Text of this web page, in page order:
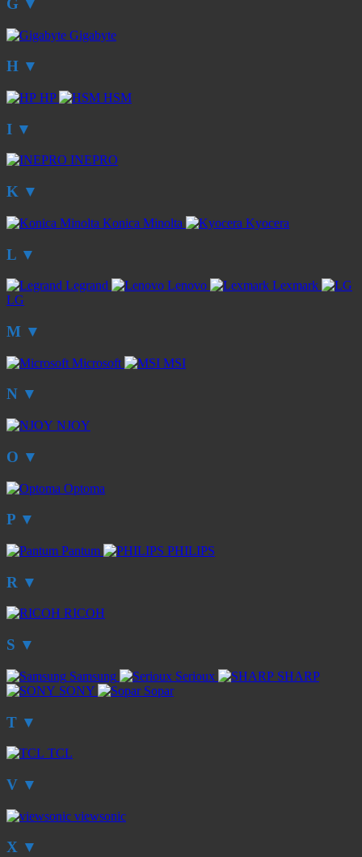
G ▼
Gigabyte
H ▼
HP HSM
I ▼
INEPRO
K ▼
Konica Minolta Kyocera
L ▼
Legrand Lenovo
Lexmark
LG
M ▼
Microsoft MSI
N ▼
NJOY
O ▼
Optoma
P ▼
Pantum PHILIPS
R ▼
RICOH
S ▼
Samsung Serioux
SHARP
SONY
Sopar
T ▼
TCL
V ▼
viewsonic
X ▼